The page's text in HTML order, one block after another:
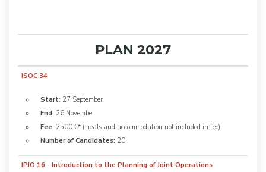
PLAN 2027
ISOC 34
Start: 27 September
End: 26 November
Fee: 2500 €* (meals and accommodation not included in fee)
Number of Candidates: 20
IPJO 16 - Introduction to the Planning of Joint Operations